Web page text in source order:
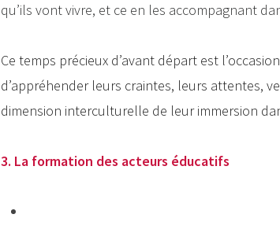
qu’ils vont vivre, et ce en les accompagnant
Ce temps précieux d’avant départ est
d’appréhender leurs craintes, leurs attentes,
dimension interculturelle de leur immersion
3. La formation des acteurs éducatifs